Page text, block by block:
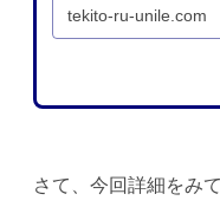
tekito-ru-unile.com
さて、今回詳細をみ